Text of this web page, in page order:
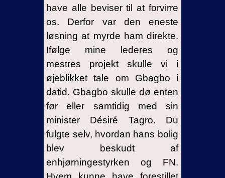
have alle beviser til at forvirre
os. Derfor var den eneste
løsning at myrde ham direkte.
Ifølge mine lederes og
mestres projekt skulle vi i
øjeblikket tale om Gbagbo i
datid. Gbagbo skulle dø enten
før eller samtidig med sin
minister Désiré Tagro. Du
fulgte selv, hvordan hans bolig
blev beskudt af
enhjørningestyrken og FN.